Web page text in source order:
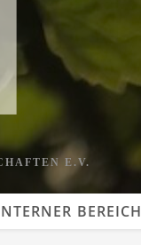
E.V.
BEREICH